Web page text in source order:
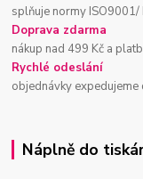
splňuje normy ISO9001/
Doprava zdarma
nákup nad 499 Kč a
Rychlé odeslání
objednávky expedujeme
Náplně do